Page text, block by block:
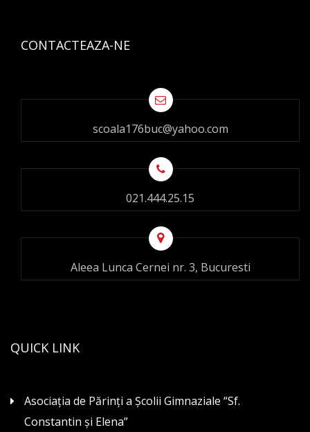
CONTACTEAZA-NE
scoala176buc@yahoo.com
021.444.25.15
Aleea Lunca Cernei nr. 3, Bucuresti
QUICK LINK
Asociaţia de Părinţi a Şcolii Gimnaziale “Sf.
Constantin şi Elena”